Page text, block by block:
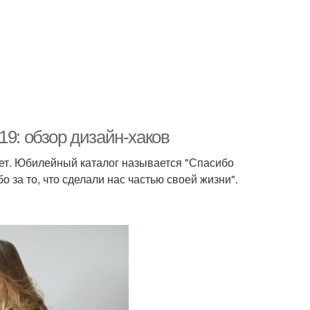
обзор дизайн-хаков
Юбилейный каталог называется "Спасибо
то, что сделали нас частью своей жизни".